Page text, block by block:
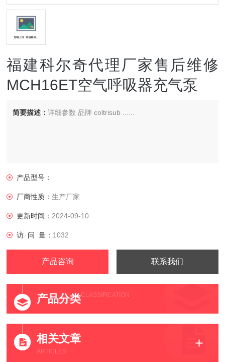
福建科尔奇代理厂家售后维修
MCH16ET空气呼吸器充气泵
简要描述：详细参数 品牌 coltrisub ......
产品型号：
厂商性质：生产厂家
更新时间： 2024-09-10
访 问 量： 1032
产品咨询 联系我们
产品分类CLASSIFICATION
相关文章
ARTICLES